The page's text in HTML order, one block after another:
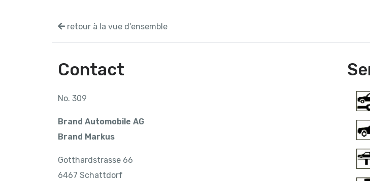
retour à la vue d'ensemble
Contact
No. 309
Brand Automobile AG
Brand Markus
Gotthardstrasse 66
6467 Schattdorf